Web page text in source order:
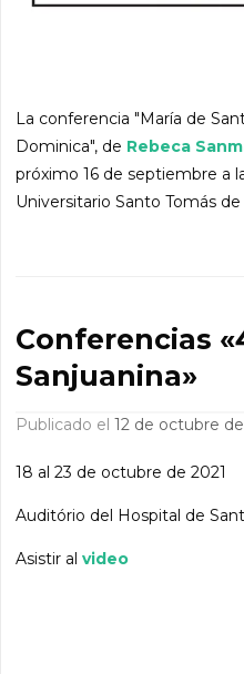
La conferencia "María de
Dominica", de Rebeca
próximo 16 de septiembre a
Universitario Santo Tomás
Conferencias
Sanjuanina»
Publicado el12 de octubre de
18 al 23 de octubre de 2021
Auditório del Hospital de
Asistir alvideo